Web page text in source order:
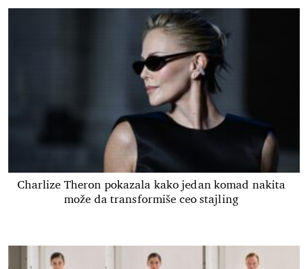
Charlize Theron pokazala kako jedan komad nakita
može da transformiše ceo stajling